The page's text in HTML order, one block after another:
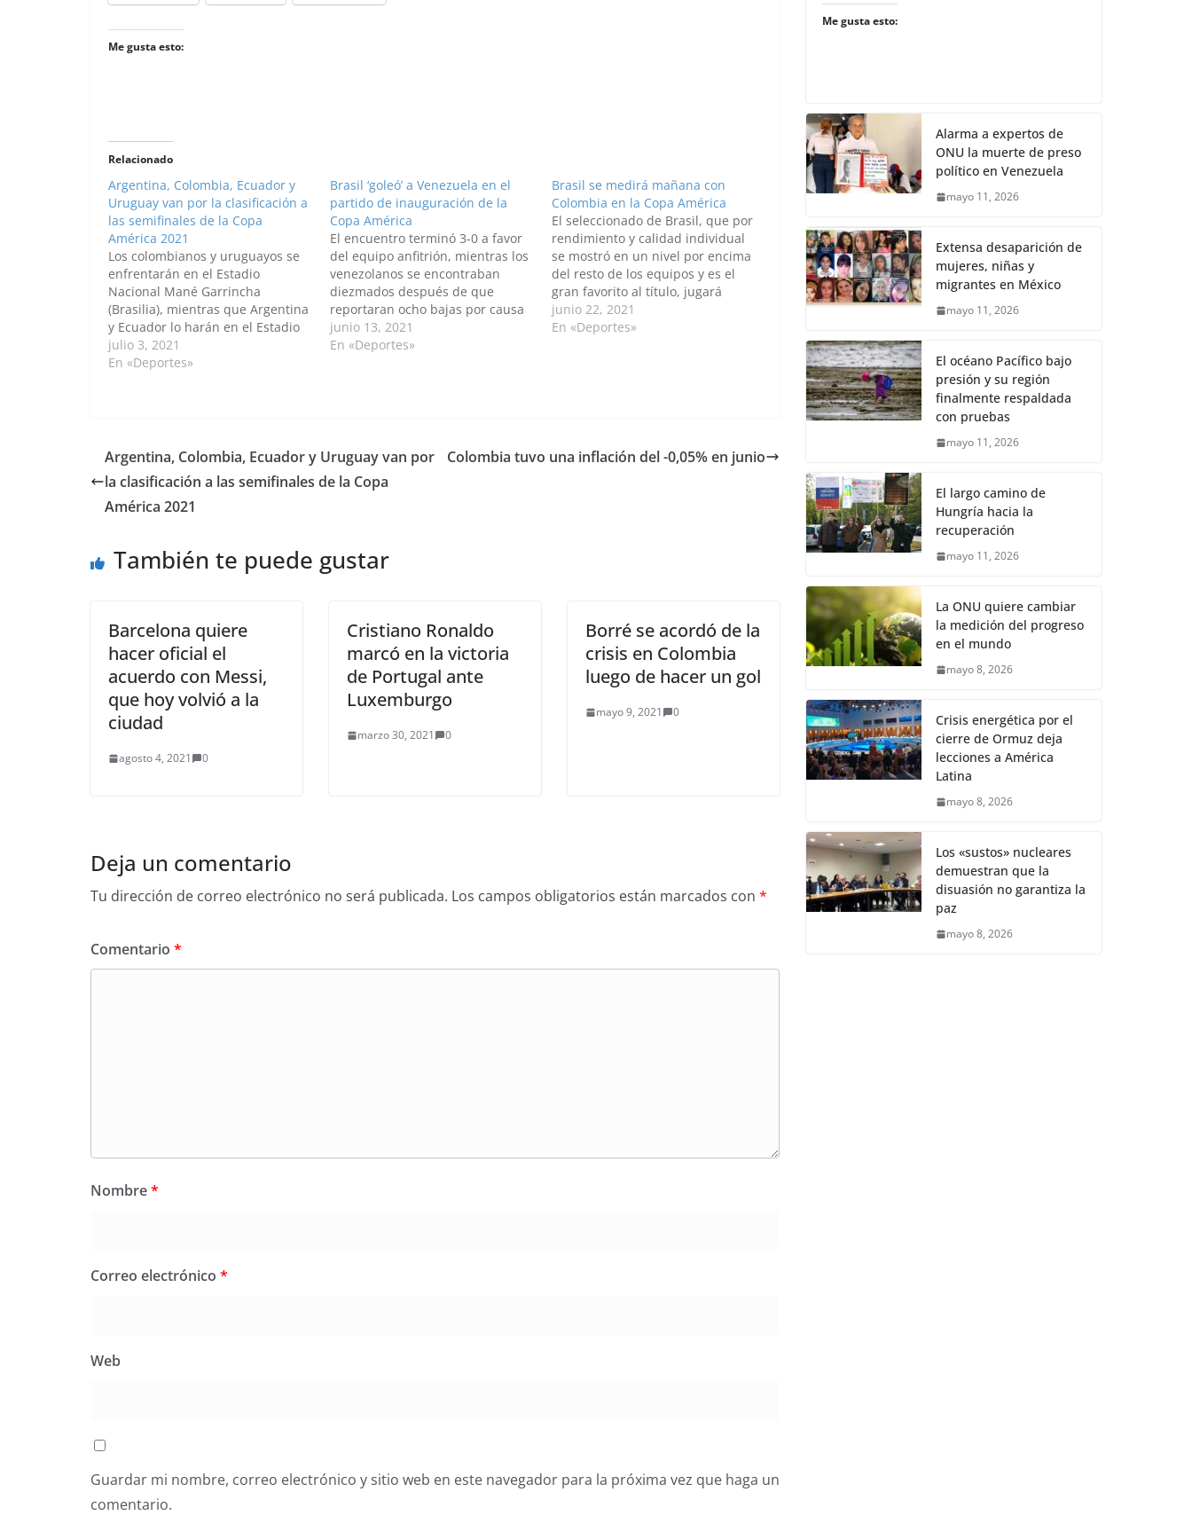
Me gusta esto:
Relacionado
Argentina, Colombia, Ecuador y
Uruguay van por la clasificación a
las semifinales de la Copa
América 2021
Los colombianos y uruguayos se
enfrentarán en el Estadio
Nacional Mané Garrincha
(Brasilia), mientras que Argentina
y Ecuador lo harán en el Estadio
Olímpico Pedro Ludovico Teixeira
(Goiânia, Goiás). Por: Sammy
julio 3, 2021
En «Deportes»
Brasil ‘goleó’ a Venezuela en el
partido de inauguración de la
Copa América
El encuentro terminó 3-0 a favor
del equipo anfitrión, mientras los
venezolanos se encontraban
diezmados después de que
reportaran ocho bajas por causa
de la COVID-19. Por: Sammy
Palomino Uribe / Anadolu Brasil
junio 13, 2021
En «Deportes»
Brasil se medirá mañana con
Colombia en la Copa América
El seleccionado de Brasil, que por
rendimiento y calidad individual
se mostró en un nivel por encima
del resto de los equipos y es el
gran favorito al título, jugará
mañana ante Colombia, en un
nuevo compromiso por el Grupo
junio 22, 2021
En «Deportes»
Argentina, Colombia, Ecuador y Uruguay van por
la clasificación a las semifinales de la Copa
América 2021
Colombia tuvo una inflación del -0,05% en junio
También te puede gustar
Barcelona quiere
hacer oficial el
acuerdo con Messi,
que hoy volvió a la
ciudad
agosto 4, 2021 0
Cristiano Ronaldo
marcó en la victoria
de Portugal ante
Luxemburgo
marzo 30, 2021 0
Borré se acordó de la
crisis en Colombia
luego de hacer un gol
mayo 9, 2021 0
Deja un comentario
Tu dirección de correo electrónico no será publicada. Los campos obligatorios están marcados con *
Comentario *
Nombre*
Correo electrónico *
Web
Guardar mi nombre, correo electrónico y sitio web en este navegador para la próxima vez que haga un
comentario.
Me gusta esto:
Alarma a expertos de
ONU la muerte de preso
político en Venezuela
mayo 11, 2026
Extensa desaparición de
mujeres, niñas y
migrantes en México
mayo 11, 2026
El océano Pacífico bajo
presión y su región
finalmente respaldada
con pruebas
mayo 11, 2026
El largo camino de
Hungría hacia la
recuperación
mayo 11, 2026
La ONU quiere cambiar
la medición del progreso
en el mundo
mayo 8, 2026
Crisis energética por el
cierre de Ormuz deja
lecciones a América
Latina
mayo 8, 2026
Los «sustos» nucleares
demuestran que la
disuasión no garantiza la
paz
mayo 8, 2026